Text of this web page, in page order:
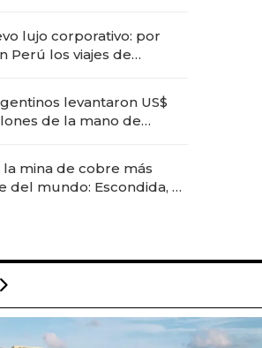
lujo corporativo: por
Perú los viajes de
en experiencias
levantaron US$
de la mano de
la mina de cobre más
del mundo: Escondida, el